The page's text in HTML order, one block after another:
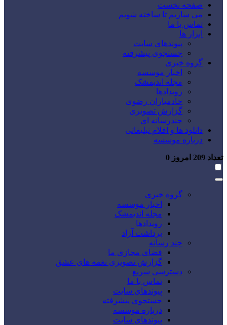
صفحه نخست
می سازیم تا ساخته شویم
تماس با ما
ابزار ها
پیوندهای سایت
جستجوی پیشرفته
گروه خبری
اخبار موسسه
مجله اندیمشک
رویدادها
خادمیاران رضوی
گزارش تصویری
چندرسانه ای
دانلود ها و اقلام تبلیغاتی
درباره موسسه
تعداد امروز 0
گروه خبری
اخبار موسسه
مجله اندیمشک
رویدادها
برداشت آزاد
چند رسانه
فضای مجازی ما
گزارش تصویری نغمه های عشق
دسترسی سریع
تماس با ما
پیوندهای سایت
جستجوی پیشرفته
درباره موسسه
پیوندهای سایت